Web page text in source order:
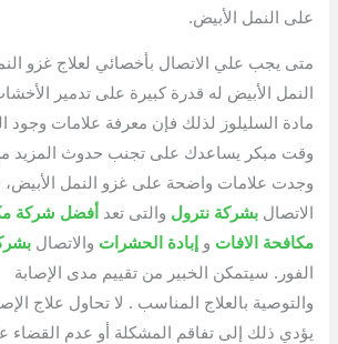
على النمل الأبيض.
متى يجب علي الاتصال بأخصائي لعلاج غزو
النمل الأبيض له قدرة كبيرة على تدمير
مادة السليلوز لذلك فإن معرفة علامات وجود
وقت مبكر يساعدك على تجنب حدوث المزيد من
وجدت علامات واضحة على غزو النمل الأبيض،
الاتصالبشركة نترول والتى تعد أفضل شركة
مكافحة الافات و إبادة الحشرات والاتصال
الفور. سيتمكن الخبير من تقييم مدى الإصابة
والتوصية بالعلاج المناسب . لا تحاول علاج
يؤدي ذلك إلى تفاقم المشكلة أو عدم القضاء